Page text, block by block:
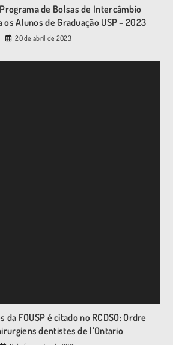
de Bolsas de Intercâmbio
Alunos de Graduação USP – 2023
20 de abril de 2023
FOUSP é citado no RCDSO: Ordre
dentistes de l’Ontario